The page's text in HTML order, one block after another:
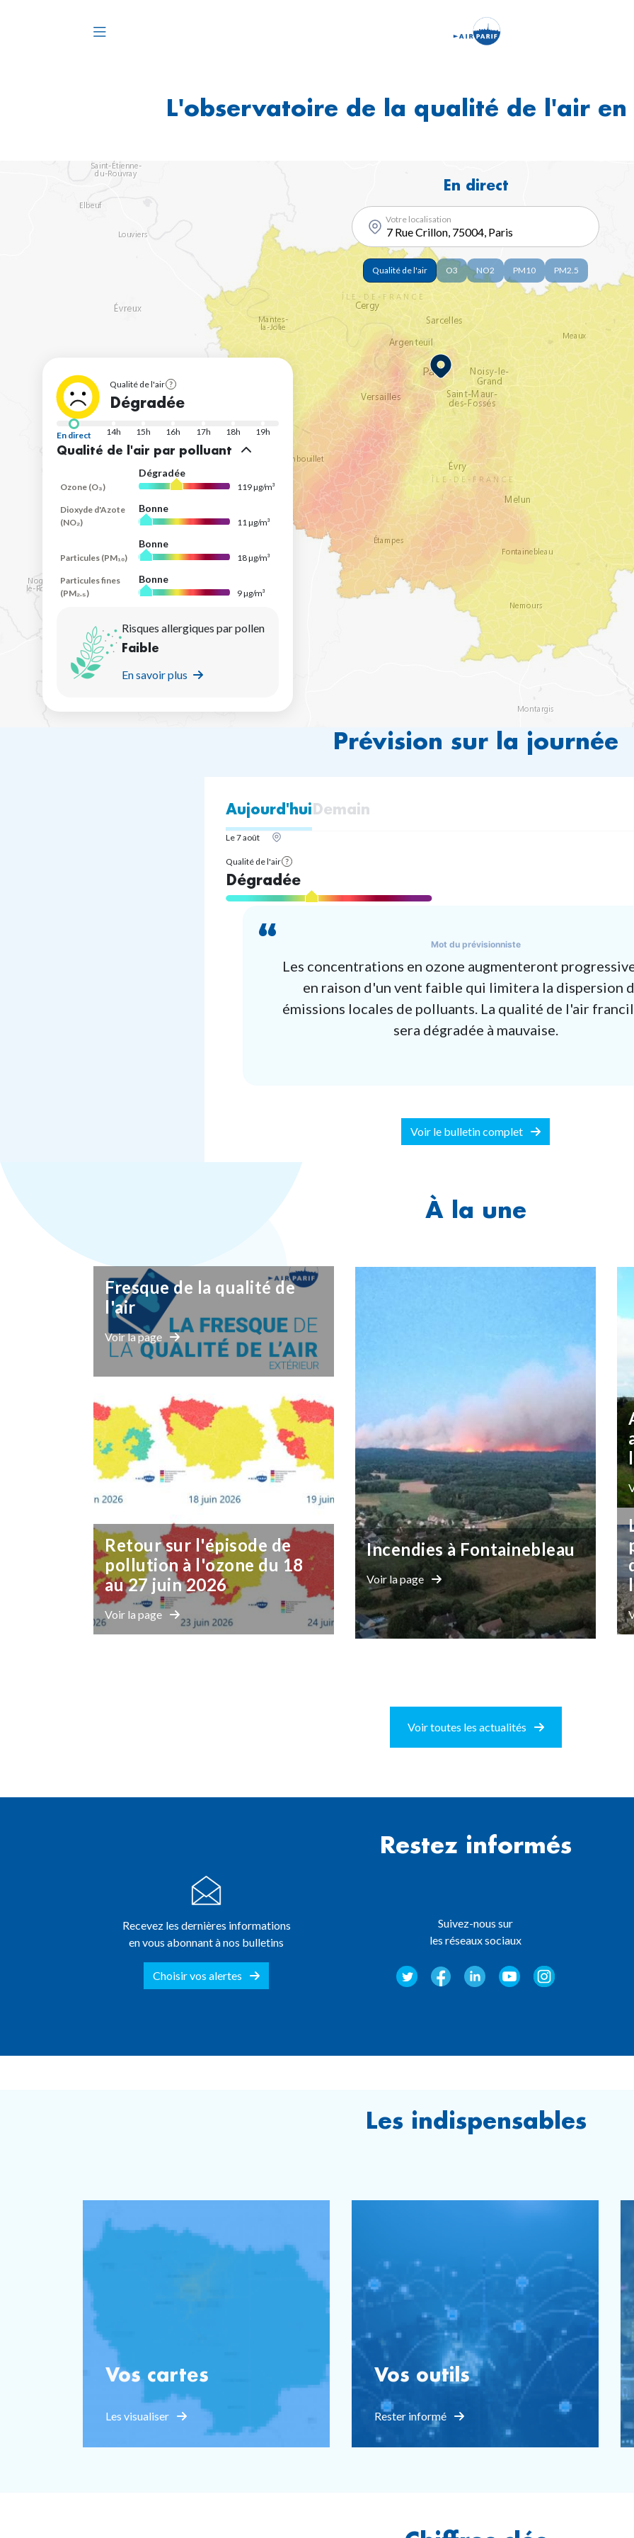
au
contenu
L'observatoire de la qualité de l'air en
En direct
Votre localisation
Polluants
Qualité de l'air O3 NO2 PM10 PM2.5
Qualité de l'air
See
legend
Dégradée
En direct 14h 15h 16h 17h 18h 19h
Qualité de l'air par polluant
de
l'air
par
Ozone (O₃)
Dégradée
119µg/m³
Dioxyde d'Azote
(NO₂)
Bonne
11µg/m³
Particules (PM₁₀)
Bonne
18µg/m³
Particules fines
(PM₂.₅)
Bonne
9µg/m³
Risques allergiques par pollen
Faible
En savoir plus
Prévision sur la journée
Aujourd'huiDemain
Le 7 août
Qualité de l'air
See
legend
Dégradée
Mot du prévisionniste
Les concentrations en ozone augmenteront
en raison d'un vent faible qui limitera la dispersion
émissions locales de polluants. La qualité de l'air
sera dégradée à mauvaise.
Voir le bulletin complet
À la une
Fresque de la qualité de
l'air
Voir la page
Retour sur l'épisode de
pollution à l'ozone du 18
au 27 juin 2026
Voir la page
Incendies à Fontainebleau
Voir la page
Voir toutes les actualités
Restez informés
Recevez les dernières informations
en vous abonnant à nos bulletins
Choisir vos alertes
Suivez-nous sur
les réseaux sociaux
Les indispensables
Vos cartes
Les visualiser
Vos outils
Rester informé